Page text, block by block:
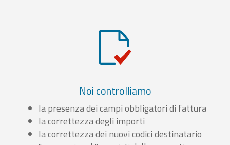
Noi controlliamo
la presenza dei campi obbligatori di fattura
la correttezza degli importi
la correttezza dei nuovi codici destinatario